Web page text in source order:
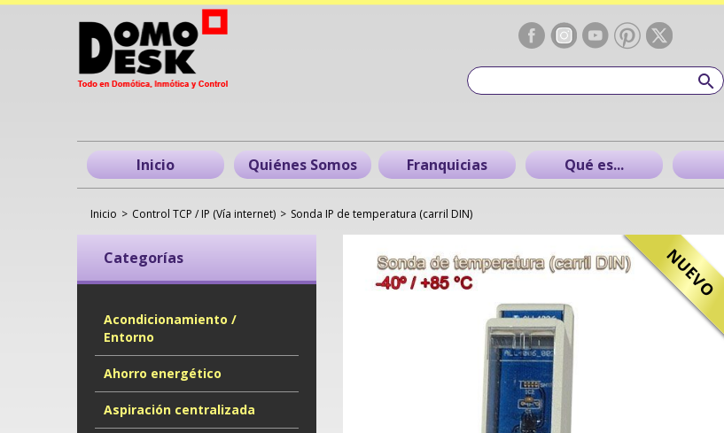
Inicio Quiénes Somos Franquicias Qué es...
Inicio > Control TCP / IP (Vía internet) > Sonda IP de temperatura (carril DIN)
Categorías
Acondicionamiento /
Entorno
Ahorro energético
Aspiración centralizada
NUEVO